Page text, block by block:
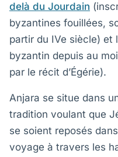
delà du Jourdain
byzantines fouillées,
partir du IVe siècle) et
byzantin depuis au
par le récit d’Égérie).
Anjara se situe dans
tradition voulant que
se soient reposés
voyage à travers les